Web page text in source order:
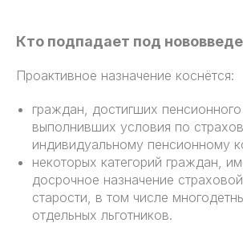
Кто подпадает под
Проактивное назначение коснётся:
граждан, достигших
выполнивших условия по
индивидуальному пенсионному
некоторых категорий граждан,
досрочное назначение
старости, в том числе
отдельных льготников.